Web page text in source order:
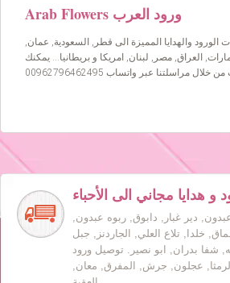
Arab Flowers ورود العرب
والهدايا المميزة الى قطر, السعودية, عمان,
العراق, مصر, لبنان, امريكا و بريطانيا… يمكنك
خلال مراسلتنا عبر واتساب 00962796462495
هدايا مجاني الى الأحباء
دير غبار, دابوق, ربوه عبدون,
خلدا, تلاع العلي, الجاردنز, جبل
شفا بدران, ابو نصير. توصيل ورود
عجلون, جرش, المفرق, معان,